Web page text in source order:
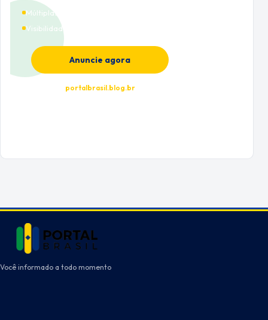
Múltiplas categorias
Visibilidade premium
Anuncie agora
portalbrasil.blog.br
Você informado a todo momento